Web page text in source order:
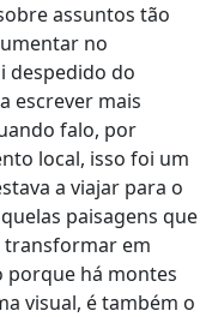
assuntos tão
no
despedido do
escrever mais
falo, por
local, isso foi um
a viajar para o
paisagens que
transformar em
porque há montes
visual, é também o